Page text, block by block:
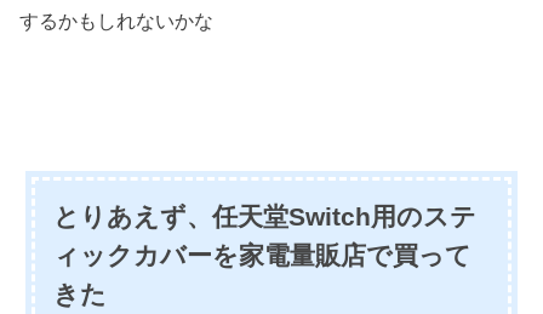
するかもしれないかな
とりあえず、任天堂Switch用のステ
ィックカバーを家電量販店で買って
きた